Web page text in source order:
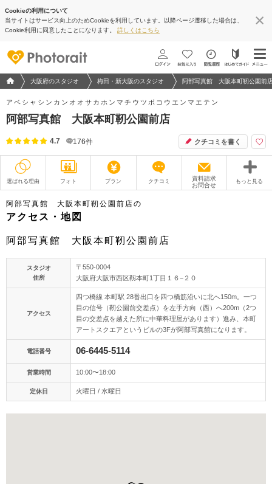
Cookieの利用について
当サイトはサービス向上のためCookieを利用しています。以降ページ遷移した場合は、
Cookie利用に同意したことになります。 詳しくはこちら
フォトウエディング/結婚写真のPhotorait ホーム
大阪府のスタジオ 梅田・新大阪のスタジオ 阿部写真館 大阪本町靭公園前
アベシャシンカンオオサカホンマチウツボコウエンマエテン
阿部写真館 大阪本町靭公園前店
4.7 176件 クチコミを書く
選ばれる理由 フォト プラン クチコミ
資料請求
お問合せ
もっと見る
撮影レポート
アクセス/TEL スタジオトップ
こだわりポイント
阿部写真館 大阪本町靭公園前店の
アクセス・地図
阿部写真館 大阪本町靭公園前店
スタジオ
住所
〒550-0004
大阪府大阪市西区靱本町1丁目１６−２０
アクセス
四つ橋線 本町駅 28番出口を四つ橋筋沿いに北へ150m。一つ
目の信号（靭公園前交差点）を左手方向（西）へ200m（2つ
目の交差点を越えた所に中華料理屋があります）進み、本町
アートスクエアというビルの3Fが阿部写真館になります。
電話番号 06-6445-5114
営業時間 10:00〜18:00
定休日 火曜日 / 水曜日
地図アプリで見る